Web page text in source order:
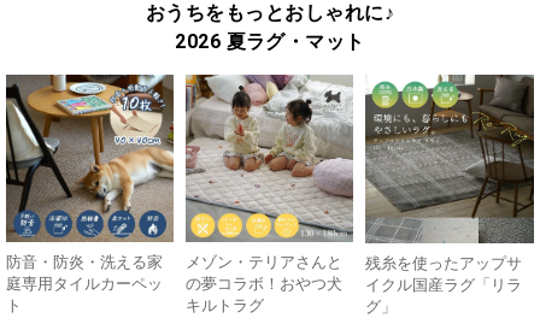
おうちをもっとおしゃれに♪
2026 夏ラグ・マット
防音・防炎・洗える家
庭専用タイルカーペッ
ト
メゾン・テリアさんと
の夢コラボ！おやつ犬
キルトラグ
残糸を使ったアップサ
イクル国産ラグ「リラ
グ」